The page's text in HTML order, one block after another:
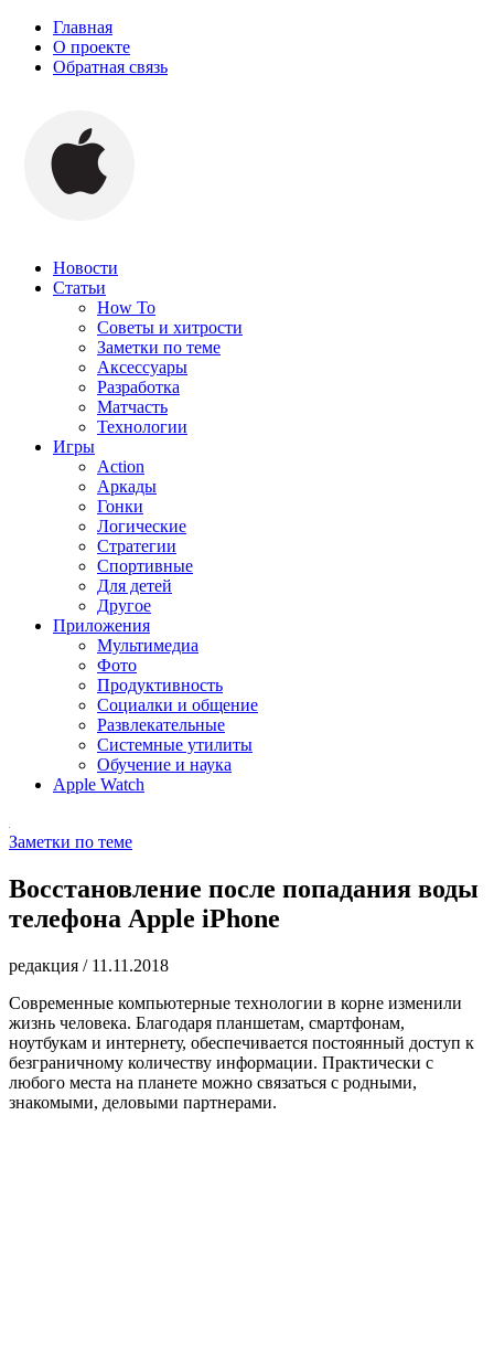
Главная
О проекте
Обратная связь
Новости
Статьи
How To
Советы и хитрости
Заметки по теме
Аксессуары
Разработка
Матчасть
Технологии
Игры
Action
Аркады
Гонки
Логические
Стратегии
Спортивные
Для детей
Другое
Приложения
Мультимедиа
Фото
Продуктивность
Социалки и общение
Развлекательные
Системные утилиты
Обучение и наука
Apple Watch
Заметки по теме
Восстановление после попадания воды
телефона Apple iPhone
редакция / 11.11.2018
Современные компьютерные технологии в корне изменили
жизнь человека. Благодаря планшетам, смартфонам,
ноутбукам и интернету, обеспечивается постоянный доступ к
безграничному количеству информации. Практически с
любого места на планете можно связаться с родными,
знакомыми, деловыми партнерами.